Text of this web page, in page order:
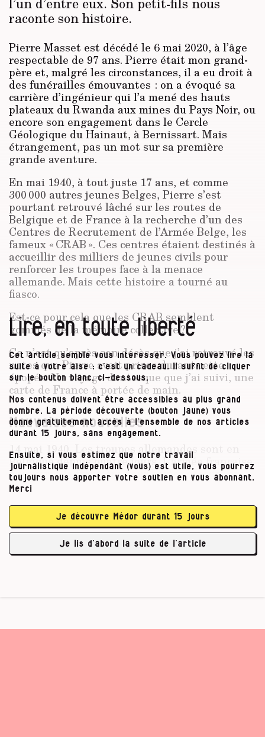
raconte son histoire.
Pierre Masset est décédé le 6 mai 2020, à l’âge
respectable de 97 ans. Pierre était mon grand-
père et, malgré les circonstances, il a eu droit à
des funérailles émouvantes : on a évoqué sa
carrière d’ingénieur qui l’a mené des hauts
plateaux du Rwanda aux mines du Pays Noir, ou
encore son engagement dans le Cercle
Géologique du Hainaut, à Bernissart. Mais
étrangement, pas un mot sur sa première
grande aventure.
En mai 1940, à tout juste 17 ans, et comme
300 000 autres jeunes Belges, Pierre s’est
pourtant retrouvé lâché sur les routes de
Belgique et de France à la recherche d’un des
Centres de Recrutement de l’Armée Belge, les
fameux « CRAB ». Ces centres étaient destinés à
accueillir des milliers de jeunes civils pour
renforcer les troupes face à la menace
allemande. Mais cette histoire a tourné au
fiasco.
Est-ce pour cela que les CRAB semblent
gommés de la mémoire collective ?
Ce n’est qu’après son décès que j’ai retrouvé les
notes que Pierre avait prises durant cette
épopée. Un voyage dantesque que j’ai suivi, une
carte de France à portée de main.
Mauvaises nouvelles
14 mai 1940. Les troupes allemandes sont en
Belgique depuis quatre jours. L’armée française
a traversé la frontière pour porter secours au
Royaume. Pierre Masset habite Mont-sur-
briques rouges avec vue sur le terril. Il la
partage avec son père Raoul, comptable de 51
ans employé dans une banque locale, sa belle-
mère Augusta, et sa sœur Jeanne-Marie, 12 …
Lire, en toute liberté
Cet article semble vous intéresser. Vous pouvez lire la
suite à votre aise : c’est un cadeau. Il suffit de cliquer
sur le bouton blanc, ci-dessous.
Nos contenus doivent être accessibles au plus grand
nombre. La période découverte (bouton jaune) vous
donne gratuitement accès à l’ensemble de nos articles
durant 15 jours, sans engagement.
Ensuite, si vous estimez que notre travail
journalistique indépendant (vous) est utile, vous pourrez
toujours nous apporter votre soutien en vous abonnant.
Merci
Je découvre Médor durant 15 jours
Je lis d’abord la suite de l’article